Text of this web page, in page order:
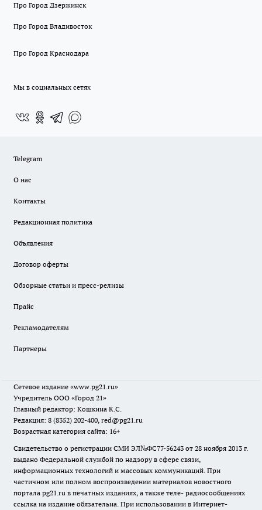
Про Город Дзержинск
Про Город Владивосток
Про Город Краснодара
Мы в социальных сетях
Telegram
О нас
Контакты
Редакционная политика
Объявления
Договор оферты
Обзорные статьи и пресс-релизы
Прайс
Рекламодателям
Партнеры
Сетевое издание «www.pg21.ru»
Учредитель ООО «Город 21»
Главный редактор: Кошкина К.С.
Редакция: 8 (8352) 202-400, red@pg21.ru
Возрастная категория сайта: 16+
Свидетельство о регистрации СМИ ЭЛ№ФС77-56243 от 28 ноября 2013 г.
выдано Федеральной службой по надзору в сфере связи,
информационных технологий и массовых коммуникаций. При
частичном или полном воспроизведении материалов новостного
портала pg21.ru в печатных изданиях, а также теле- радиосообщениях
ссылка на издание обязательна. При использовании в Интернет-